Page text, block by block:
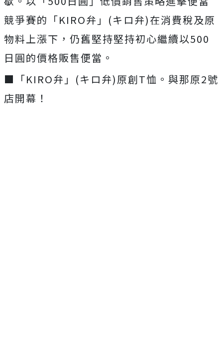
競爭賽的「KIRO弁」(キロ弁)在消費稅及原
物料上漲下，仍舊堅持堅持初心繼續以500
日圓的價格販售便當。
■「KIRO弁」(キロ弁)原創T恤。與那原2號
店開幕！